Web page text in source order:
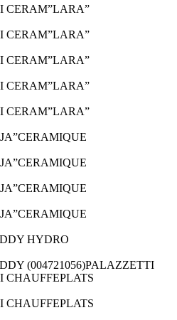
CERAM”LARA”
CERAM”LARA”
CERAM”LARA”
CERAM”LARA”
CERAM”LARA”
HYDRO
(004721056)PALAZZETTI
CHAUFFEPLATS
CHAUFFEPLATS